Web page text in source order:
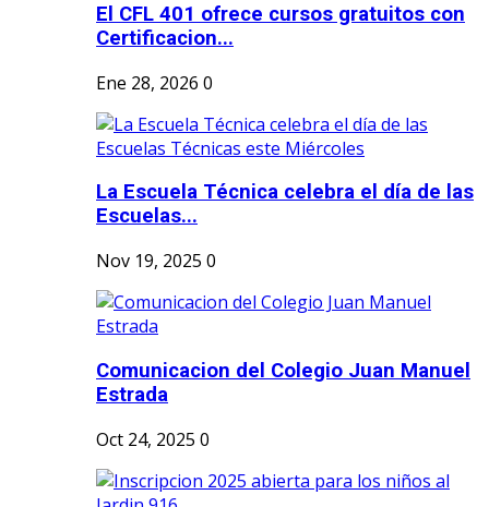
El CFL 401 ofrece cursos gratuitos con
Certificacion...
Ene 28, 2026 0
La Escuela Técnica celebra el día de las
Escuelas...
Nov 19, 2025 0
Comunicacion del Colegio Juan Manuel
Estrada
Oct 24, 2025 0